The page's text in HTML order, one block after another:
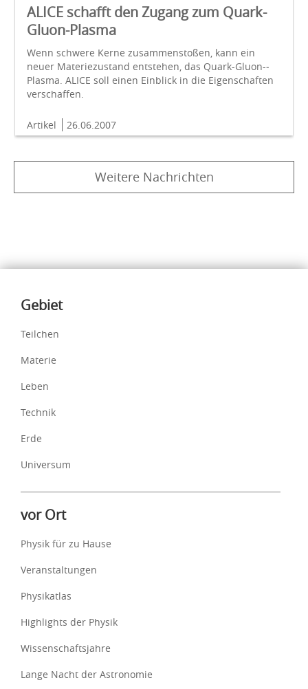
ALICE schafft den Zugang zum Quark-
Gluon-Plasma
Wenn schwere Kerne zusammen­stoßen, kann ein
neuer Materie­zustand ent­stehen, das Quark-­Gluon-­
Plasma. ALICE soll einen Ein­blick in die Eigen­schaften
verschaffen.
Artikel 26.06.2007
Weitere Nachrichten
Inhalte
Gebiet
Teilchen
Materie
Leben
Technik
Erde
Universum
vor Ort
Physik für zu Hause
Veranstaltungen
Physikatlas
Highlights der Physik
Wissenschaftsjahre
Lange Nacht der Astronomie